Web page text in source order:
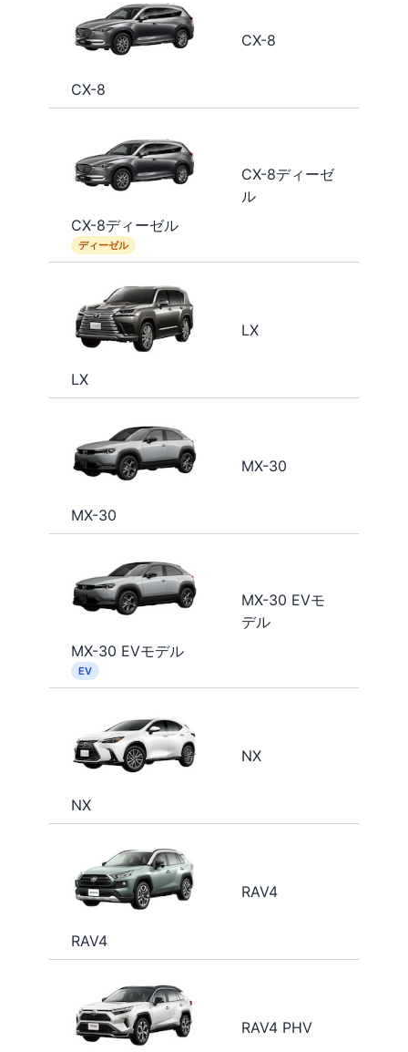
CX-8
CX-8
CX-8ディーゼル
ディーゼル
CX-8ディーゼ
ル
LX
LX
MX-30
MX-30
MX-30 EVモデル
EV
MX-30 EVモ
デル
NX
NX
RAV4
RAV4
RAV4 PHV